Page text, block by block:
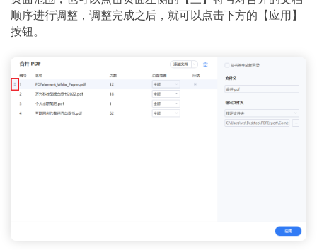
顺序进行调整，调整完成之后，就可以点击下方的【应用】
按钮。